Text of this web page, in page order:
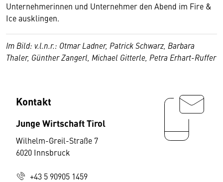
Unternehmerinnen und Unternehmer den Abend im Fire &
Ice ausklingen.
Im Bild: v.l.n.r.: Otmar Ladner, Patrick Schwarz, Barbara
Thaler, Günther Zangerl, Michael Gitterle, Petra Erhart-Ruffer
Kontakt
Junge Wirtschaft Tirol
Wilhelm-Greil-Straße 7
6020 Innsbruck
+43 5 90905 1459